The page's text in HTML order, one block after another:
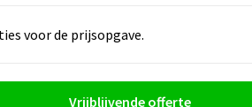
voor de prijsopgave.
Vrijblijvende offerte